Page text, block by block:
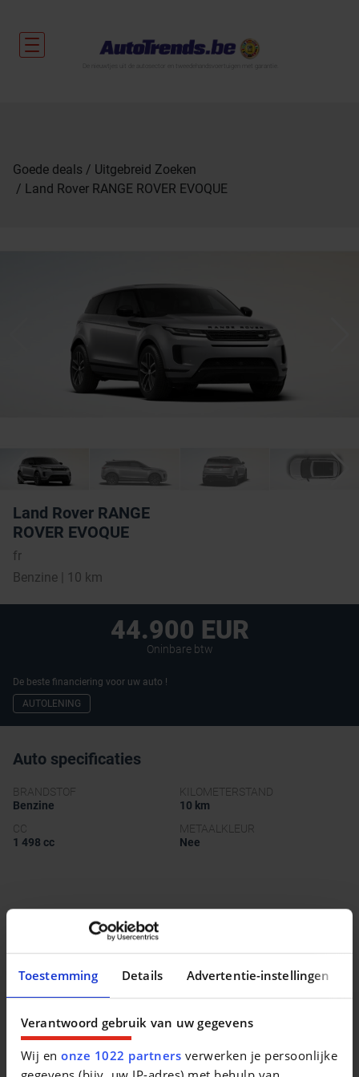
Toestemming Details Advertentie-instellingen
Verantwoord gebruik van uw gegevens
Wij enonze 1022 partners verwerken je persoonlijke
Goede deals
Uitgebreid Zoeken
Land Rover RANGE ROVER EVOQUE
Land Rover RANGE
ROVER EVOQUE
fr
Benzine | 10 km
44.900 EUR
Oninbare btw
De beste financiering voor uw auto !
AUTOLENING
Auto specificaties
BRANDSTOF
Benzine
KILOMETERSTAND
10 km
CC
1 498 cc
METAALKLEUR
Nee
Beschrijving van het voertuig occasie
Vergelijkbare voertuigen